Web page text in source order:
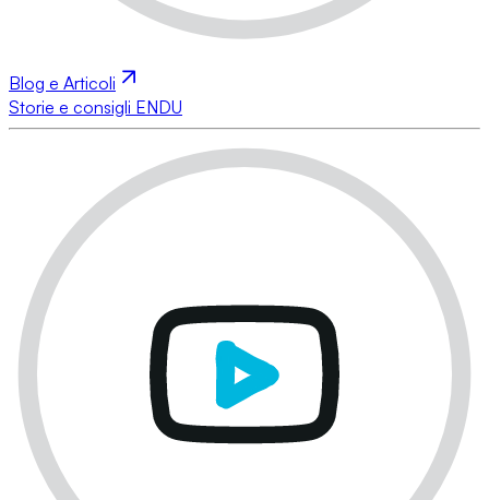
Blog e Articoli
Storie e consigli ENDU